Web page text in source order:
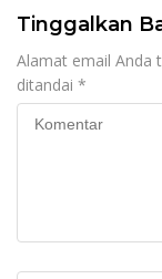
Tinggalkan
Alamat email Anda
ditandai *